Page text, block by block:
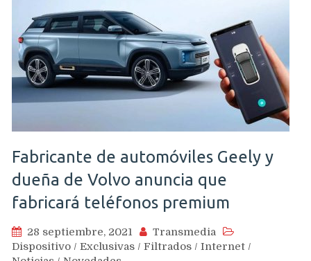
Fabricante de automóviles Geely y
dueña de Volvo anuncia que
fabricará teléfonos premium
28 septiembre, 2021
Transmedia
Dispositivo / Exclusivas / Filtrados / Internet /